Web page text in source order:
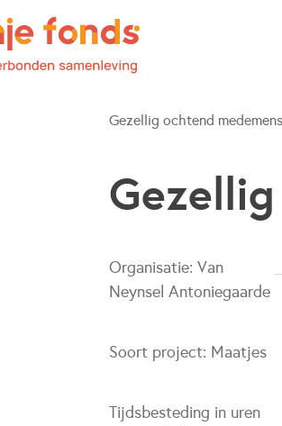
Gezellig ochtend
Organisatie: Van
Neynsel Antoniegaarde
Soort project: Maatjes
Tijdsbesteding in uren